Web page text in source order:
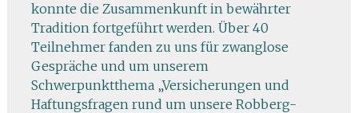
konnte die Zusammenkunft in bewährter
Tradition fortgeführt werden. Über 40
Teilnehmer fanden zu uns für zwanglose
Gespräche und um unserem
Schwerpunktthema „Versicherungen und
Haftungsfragen rund um unsere Robberg-